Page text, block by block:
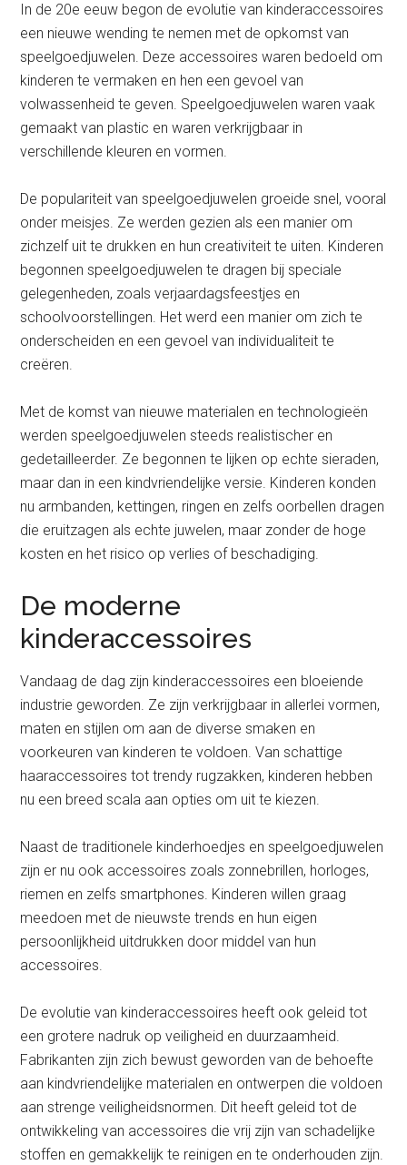
In de 20e eeuw begon de evolutie van kinderaccessoires
een nieuwe wending te nemen met de opkomst van
speelgoedjuwelen. Deze accessoires waren bedoeld om
kinderen te vermaken en hen een gevoel van
volwassenheid te geven. Speelgoedjuwelen waren vaak
gemaakt van plastic en waren verkrijgbaar in
verschillende kleuren en vormen.
De populariteit van speelgoedjuwelen groeide snel, vooral
onder meisjes. Ze werden gezien als een manier om
zichzelf uit te drukken en hun creativiteit te uiten. Kinderen
begonnen speelgoedjuwelen te dragen bij speciale
gelegenheden, zoals verjaardagsfeestjes en
schoolvoorstellingen. Het werd een manier om zich te
onderscheiden en een gevoel van individualiteit te
creëren.
Met de komst van nieuwe materialen en technologieën
werden speelgoedjuwelen steeds realistischer en
gedetailleerder. Ze begonnen te lijken op echte sieraden,
maar dan in een kindvriendelijke versie. Kinderen konden
nu armbanden, kettingen, ringen en zelfs oorbellen dragen
die eruitzagen als echte juwelen, maar zonder de hoge
kosten en het risico op verlies of beschadiging.
De moderne
kinderaccessoires
Vandaag de dag zijn kinderaccessoires een bloeiende
industrie geworden. Ze zijn verkrijgbaar in allerlei vormen,
maten en stijlen om aan de diverse smaken en
voorkeuren van kinderen te voldoen. Van schattige
haaraccessoires tot trendy rugzakken, kinderen hebben
nu een breed scala aan opties om uit te kiezen.
Naast de traditionele kinderhoedjes en speelgoedjuwelen
zijn er nu ook accessoires zoals zonnebrillen, horloges,
riemen en zelfs smartphones. Kinderen willen graag
meedoen met de nieuwste trends en hun eigen
persoonlijkheid uitdrukken door middel van hun
accessoires.
De evolutie van kinderaccessoires heeft ook geleid tot
een grotere nadruk op veiligheid en duurzaamheid.
Fabrikanten zijn zich bewust geworden van de behoefte
aan kindvriendelijke materialen en ontwerpen die voldoen
aan strenge veiligheidsnormen. Dit heeft geleid tot de
ontwikkeling van accessoires die vrij zijn van schadelijke
stoffen en gemakkelijk te reinigen en te onderhouden zijn.